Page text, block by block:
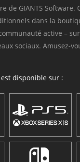
de GIANTS Software.
dans la
active –
sociaux. Amusez-
disponible sur :